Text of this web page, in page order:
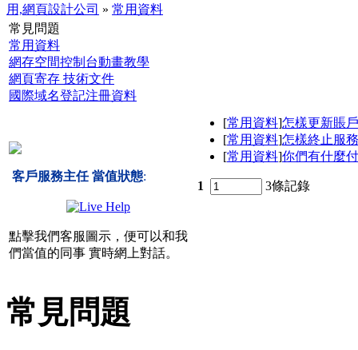
用,網頁設計公司 » 常用資料
常見問題
常用資料
網存空間控制台動畫教學
網頁寄存 技術文件
國際域名登記注冊資料
客戶服務主任 當值狀態:
點擊我們客服圖示，便可以和我
們當值的同事 實時網上對話。
[常用資料]怎樣更新賬
[常用資料]怎樣終止服務
[常用資料]你們有什麼
1 3條記錄
常見問題